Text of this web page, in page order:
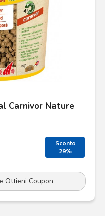
Carnivor Nature
Sconto
29%
Ottieni Coupon